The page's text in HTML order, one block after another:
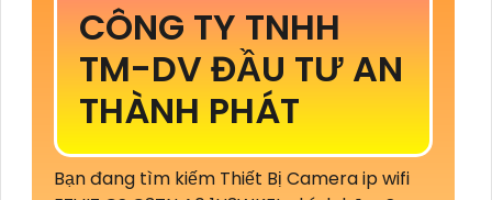
CÔNG TY TNHH
TM-DV ĐẦU TƯ AN
THÀNH PHÁT
Bạn đang tìm kiếm Thiết Bị Camera ip wifi